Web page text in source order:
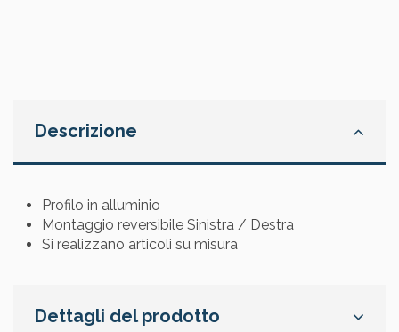
Descrizione
Profilo in alluminio
Montaggio reversibile Sinistra / Destra
Si realizzano articoli su misura
Dettagli del prodotto